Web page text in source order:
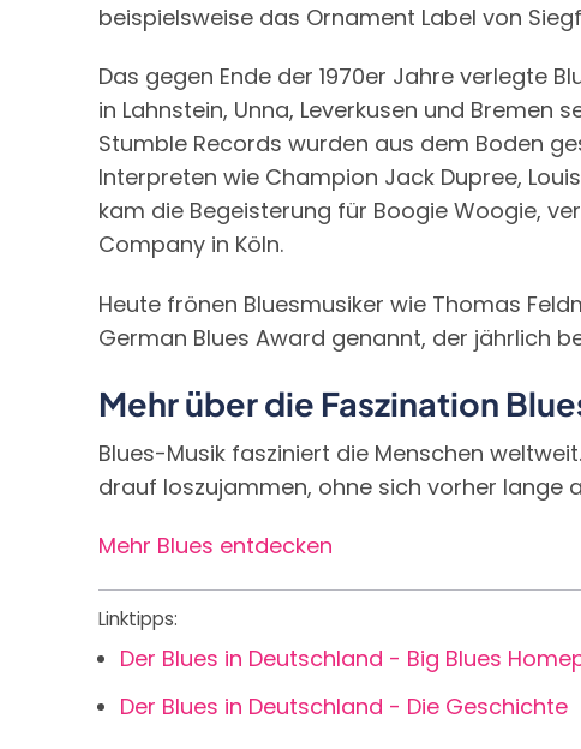
beispielsweise das Ornament Label von
Das gegen Ende der 1970er Jahre verlegte
in Lahnstein, Unna, Leverkusen und
Stumble Records wurden aus dem Boden
Interpreten wie Champion Jack Dupree,
kam die Begeisterung für Boogie Woogie,
Company in Köln.
Heute frönen Bluesmusiker wie Thomas
German Blues Award genannt, der jährlich
Mehr über die Faszination
Blues-Musik fasziniert die Menschen
drauf loszujammen, ohne sich vorher lange
Mehr Blues entdecken
Linktipps:
Der Blues in Deutschland - Big Blues
Der Blues in Deutschland - Die Geschichte